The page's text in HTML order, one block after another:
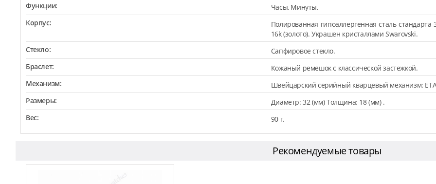
Функции:
Часы, Минуты.
Корпус:
Полированная гипоаллергенная сталь
16k (золото). Украшен кристаллами Swarovski.
Стекло:
Сапфировое стекло.
Браслет:
Кожаный ремешок с классической застежкой.
Механизм:
Швейцарский серийный кварцевый механизм:
Размеры:
Диаметр: 32 (мм) Толщина: 18 (мм) .
Вес:
90 г.
Рекомендуемые товары